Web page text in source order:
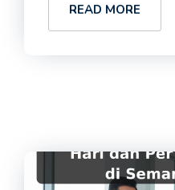
READ MORE